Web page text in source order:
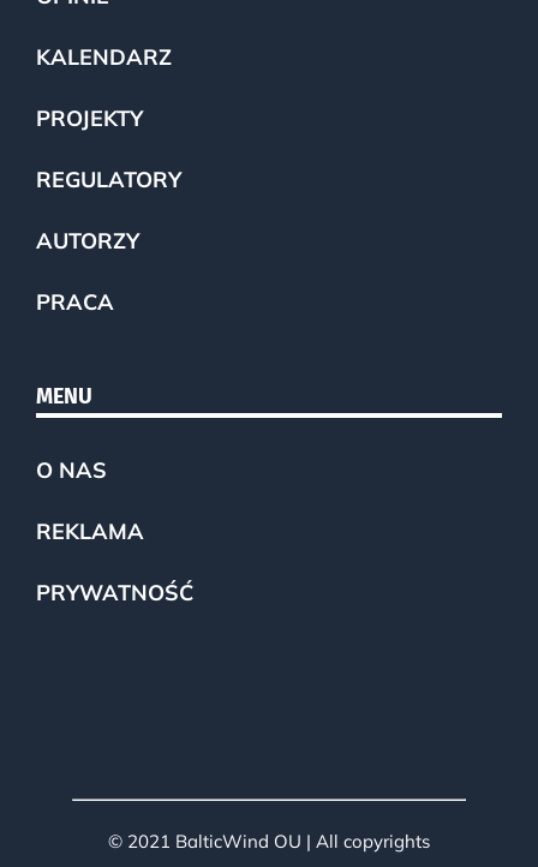
KALENDARZ
PROJEKTY
REGULATORY
AUTORZY
PRACA
MENU
O NAS
REKLAMA
PRYWATNOŚĆ
© 2021 BalticWind OU | All copyrights